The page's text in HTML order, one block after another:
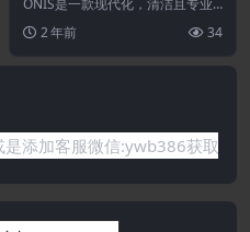
ONIS是一款现代化，清洁且专业
用程序。它具...
2 年前 34
客服微信:ywb386获取帮助！